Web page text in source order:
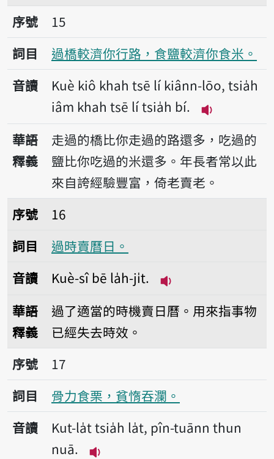
序號15過橋較濟你行路，食鹽較濟你食米。
序號
15
詞目
過橋較濟你行路，食鹽較濟你食米。
音讀
Kuè kiô khah tsē lí kiânn-lōo, tsia̍h
iâm khah tsē lí tsia̍h bí.
播放音讀
華語
釋義
走過的橋比你走過的路還多，吃過的
鹽比你吃過的米還多。年長者常以此
來自誇經驗豐富，倚老賣老。
序號16過時賣曆日。
序號
16
詞目
過時賣曆日。
音讀
Kuè-sî bē la̍h-ji̍t.
華語
釋義
過了適當的時機賣日曆。用來指事物
已經失去時效。
序號17骨力食栗，貧惰吞瀾。
序號
17
詞目
骨力食栗，貧惰吞瀾。
音讀
Kut-la̍t tsia̍h la̍t, pîn-tuānn thun
nuā.